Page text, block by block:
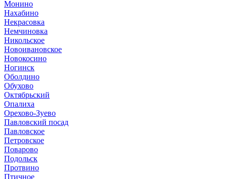
Монино
Нахабино
Некрасовка
Немчиновка
Никольское
Новоивановское
Новокосино
Ногинск
Оболдино
Обухово
Октябрьский
Опалиха
Орехово-Зуево
Павловский посад
Павловское
Петровское
Поварово
Подольск
Протвино
Птичное